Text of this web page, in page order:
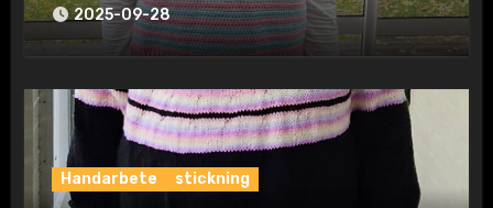
2025-09-28
Handarbete stickning